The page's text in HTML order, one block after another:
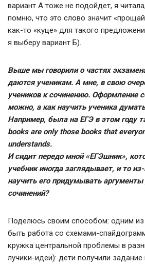
вариант А тоже не подойдет, я
помню, что это слово значит
как-то «куце» для такого
я выберу вариант Б).
Выше мы говорили о частях
даются ученикам. А мне, в свою
учеников к сочинению. Оформление
можно, а как научить ученика
Например, была на ЕГЭ в этом году
books are only those books that
understands.
И сидит передо мной «ЕГЭшник»,
учебник иногда заглядывает, и то
научить его придумывать
сочинений?
Поделюсь своим способом: одним
быть работа со схемами-
кружка центральной проблемы в
лучики-идеи): дети получили